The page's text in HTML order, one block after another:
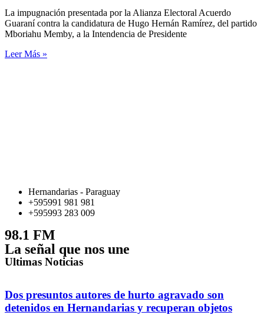
La impugnación presentada por la Alianza Electoral Acuerdo
Guaraní contra la candidatura de Hugo Hernán Ramírez, del partido
Mboriahu Memby, a la Intendencia de Presidente
Leer Más »
Hernandarias - Paraguay
+595991 981 981
+595993 283 009
98.1 FM
La señal que nos une
Ultimas Noticias
Dos presuntos autores de hurto agravado son
detenidos en Hernandarias y recuperan objetos